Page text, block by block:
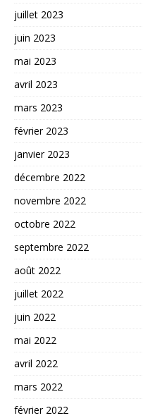
juillet 2023
juin 2023
mai 2023
avril 2023
mars 2023
février 2023
janvier 2023
décembre 2022
novembre 2022
octobre 2022
septembre 2022
août 2022
juillet 2022
juin 2022
mai 2022
avril 2022
mars 2022
février 2022